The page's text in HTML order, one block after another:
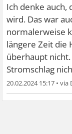
Ich denke auch,
wird. Das war
normalerweise
längere Zeit die
überhaupt
Stromschlag
20.02.2024 15:17 •